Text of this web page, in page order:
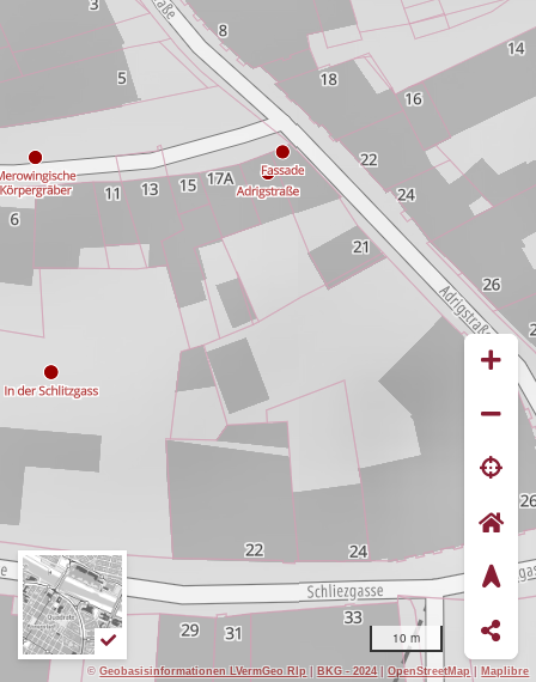
10 m
©Geobasisinformationen LVermGeo Rlp |BKG - 2024|OpenStreetMap|Maplibre